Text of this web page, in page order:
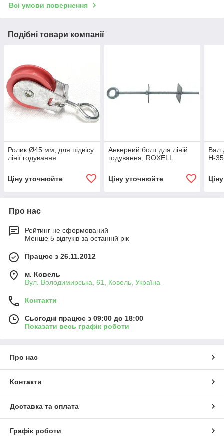
Всі умови повернення
Подібні товари компанії
Ролик Ø45 мм, для підвісу
лінії годування
Ціну уточнюйте
Анкерний болт для ліній
годування, ROXELL
Ціну уточнюйте
Вал
H-
Про нас
Рейтинг не сформований
Менше 5 відгуків за останній рік
Працює з 26.11.2012
м. Ковель
Вул. Володимирська, 61, Ковель, Україна
Контакти
Сьогодні працює з 09:00 до 18:00
Показати весь графік роботи
Про нас
Контакти
Доставка та оплата
Графік роботи